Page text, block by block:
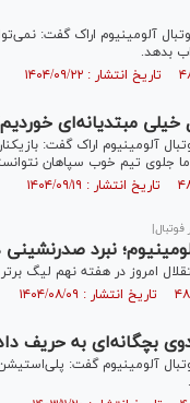
آلومینیوم اراک گفت:
بدهد.
مبتدیانه‌ای
آلومینیوم اراک گفت:
اما جلوی تیم خوب سپاهان
نبرد
امروز در هفته نهم لیگ
بچگانه‌ای به حریف
آلومینیوم گفت: پلی‌استیشن